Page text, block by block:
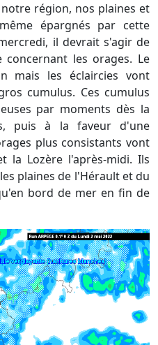
épargnés par cette
il devrait s'agir de
les orages. Le
mais les éclaircies vont
cumulus. Ces cumulus
par moments dès la
puis à la faveur d'une
plus consistants vont
la Lozère l'après-midi. Ils
plaines de l'Hérault et du
bord de mer en fin de